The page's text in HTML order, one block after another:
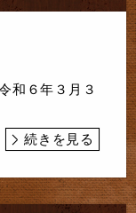
和６年３月３
続きを見る